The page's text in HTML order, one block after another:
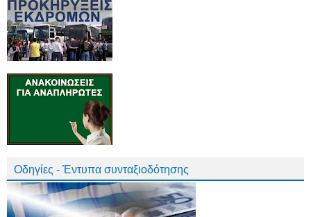
Οδηγίες - Έντυπα συνταξιοδότησης